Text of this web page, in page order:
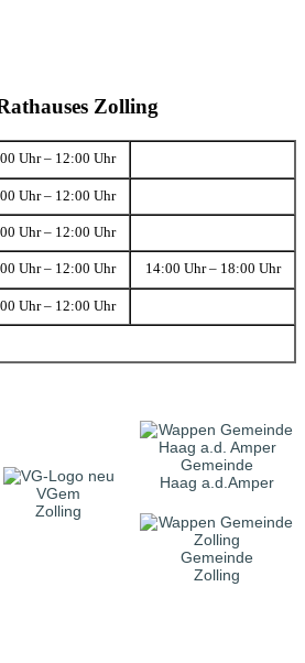
Zolling
Uhr – 12:00 Uhr
Uhr – 12:00 Uhr
Uhr – 12:00 Uhr
Uhr – 12:00 Uhr 14:00 Uhr – 18:00 Uhr
Uhr – 12:00 Uhr
VGem
Zolling
Gemeinde
Haag a.d.Amper
Gemeinde
Zolling